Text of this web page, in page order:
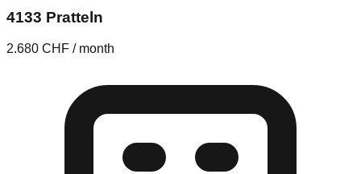
4133 Pratteln
2.680 CHF / month